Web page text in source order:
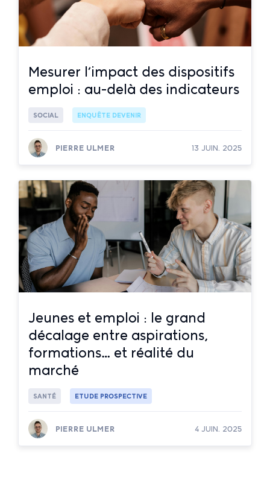
Mesurer l’impact des dispositifs
emploi : au-delà des indicateurs
SOCIAL ENQUÊTE DEVENIR
PIERRE ULMER 13 JUIN. 2025
Lire la suite
Jeunes et emploi : le grand
décalage entre aspirations,
formations… et réalité du
marché
SANTÉ ETUDE PROSPECTIVE
PIERRE ULMER 4 JUIN. 2025